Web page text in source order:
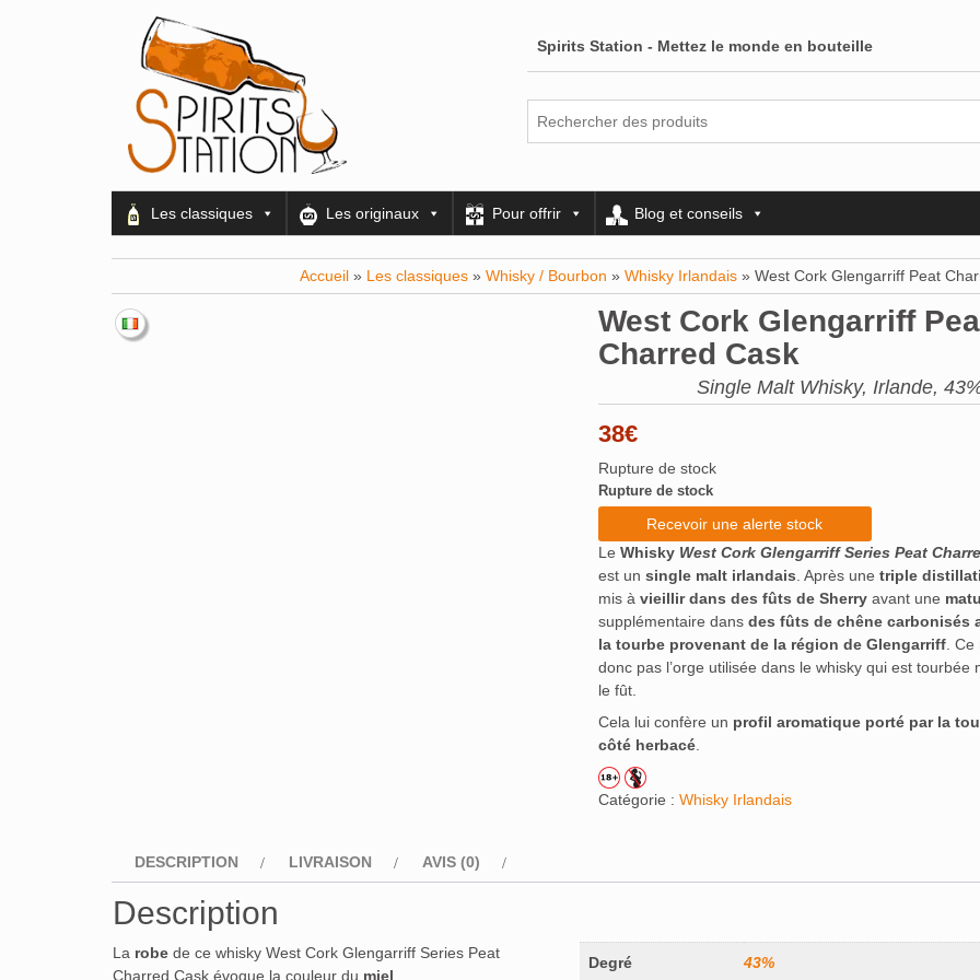
Spirits Station - Mettez le monde en bouteille
Les classiques Les originaux Pour offrir Blog et conseils
Accueil » Les classiques » Whisky / Bourbon » Whisky Irlandais » West Cork Glengarriff Peat
West Cork Glengarriff
Charred Cask
Single Malt Whisky, Irlande,
38€
Rupture de stock
Rupture de stock
Recevoir une alerte stock
Le Whisky West Cork Glengarriff Series Peat
est un single malt irlandais . Après une triple
mis à vieillir dans des fûts de Sherryavant une
supplémentaire dans des fûts de chêne carbonisés
la tourbe provenant de la région de Glengarriff. Ce
donc pas l’orge utilisée dans le whisky qui est tourbée
le fût.
Cela lui confère un profil aromatique porté par la
côté herbacé.
Catégorie : Whisky Irlandais
DESCRIPTION LIVRAISON AVIS (0)
Description
Degré 43%
La robe de ce whisky West Cork Glengarriff Series Peat
Charred Cask évoque la couleur du miel.